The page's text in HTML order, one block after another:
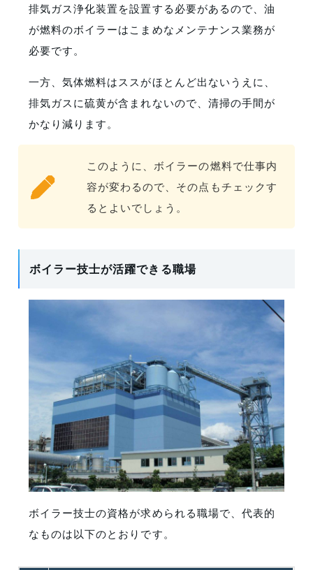
排気ガス浄化装置を設置する必要があるので、油
が燃料のボイラーはこまめなメンテナンス業務が
必要です。
一方、気体燃料はススがほとんど出ないうえに、
排気ガスに硫黄が含まれないので、清掃の手間が
かなり減ります。
このように、ボイラーの燃料で仕事内
容が変わるので、その点もチェックす
るとよいでしょう。
ボイラー技士が活躍できる職場
ボイラー技士の資格が求められる職場で、代表的
なものは以下のとおりです。